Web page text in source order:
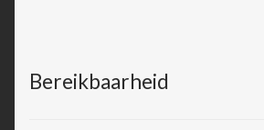
Bereikbaarheid